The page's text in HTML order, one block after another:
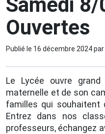
Ouvertes
Publié le 16 décembre 2024par
Le Lycée ouvre
maternelle et de son
familles qui souhaitent
Entrez dans nos
professeurs, échangez